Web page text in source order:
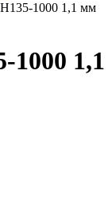
1000 1,1 мм
1,1